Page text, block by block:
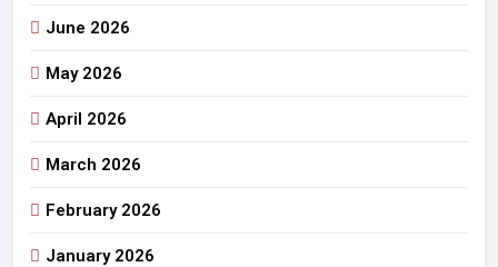
June 2026
May 2026
April 2026
March 2026
February 2026
January 2026